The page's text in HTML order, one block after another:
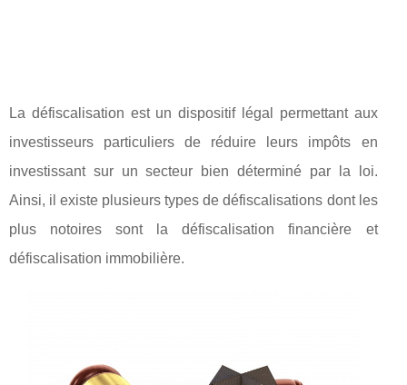
La défiscalisation est un dispositif légal permettant aux
investisseurs particuliers de réduire leurs impôts en
investissant sur un secteur bien déterminé par la loi.
Ainsi, il existe plusieurs types de défiscalisations dont les
plus notoires sont la défiscalisation financière et
défiscalisation immobilière.